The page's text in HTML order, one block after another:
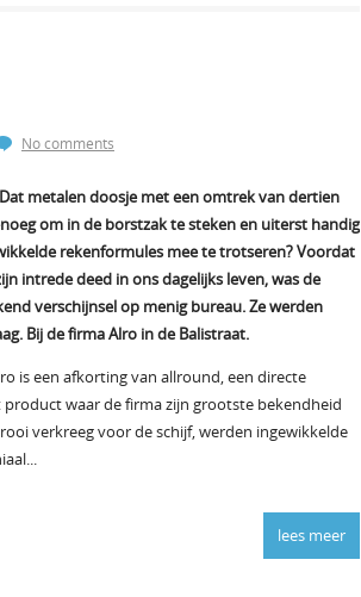
No comments
metalen doosje met een omtrek van dertien
om in de borstzak te steken en uiterst handig
rekenformules mee te trotseren? Voordat
intrede deed in ons dagelijks leven, was de
verschijnsel op menig bureau. Ze werden
Bij de firma Alro in de Balistraat.
is een afkorting van allround, een directe
waar de firma zijn grootste bekendheid
verkreeg voor de schijf, werden ingewikkelde
lees meer